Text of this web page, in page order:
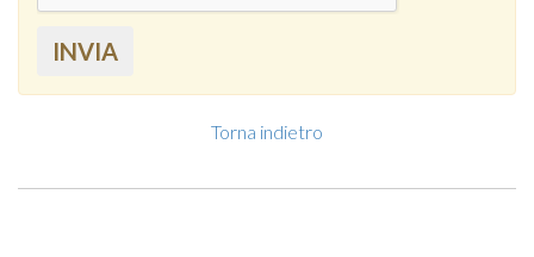
INVIA
Torna indietro